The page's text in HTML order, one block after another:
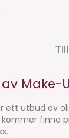
Make-
ett utbud av
finna